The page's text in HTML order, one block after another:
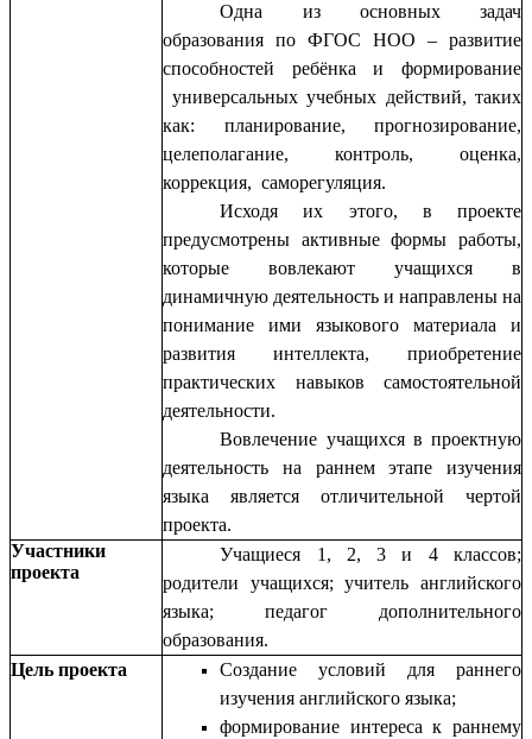
Одна из основных задач
образования по ФГОС НОО – развитие
способностей ребёнка и формирование
универсальных учебных действий, таких
как: планирование, прогнозирование,
целеполагание, контроль, оценка,
коррекция, саморегуляция.
Исходя их этого, в проекте
предусмотрены активные формы работы,
которые вовлекают учащихся в
динамичную деятельность и направлены на
понимание ими языкового материала и
развития интеллекта, приобретение
практических навыков самостоятельной
деятельности.
Вовлечение учащихся в проектную
деятельность на раннем этапе изучения
языка является отличительной чертой
проекта.
Участники
проекта
Учащиеся 1, 2, 3 и 4 классов;
родители учащихся; учитель английского
языка; педагог дополнительного
образования.
Цель проекта
Создание условий для раннего
изучения английского языка;
формирование интереса к раннему